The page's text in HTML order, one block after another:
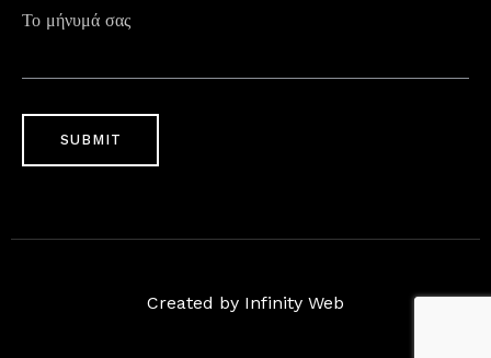
Το μήνυμά σας
Created by Infinity Web